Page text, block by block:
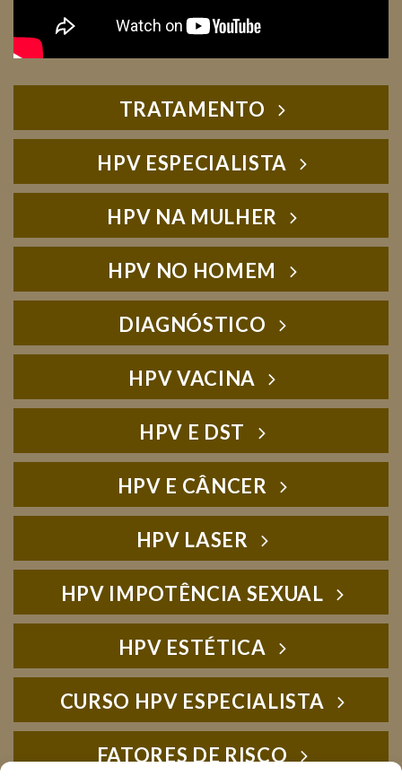
TRATAMENTO
HPV ESPECIALISTA
HPV NA MULHER
HPV NO HOMEM
DIAGNÓSTICO
HPV VACINA
HPV E DST
HPV E CÂNCER
HPV LASER
HPV IMPOTÊNCIA SEXUAL
HPV ESTÉTICA
CURSO HPV ESPECIALISTA
FATORES DE RISCO